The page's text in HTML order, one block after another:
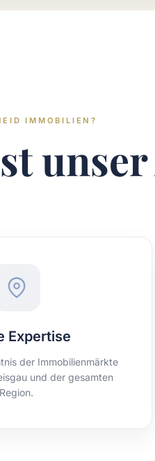
IMMOBILIEN?
unser
Expertise
der Immobilienmärkte
und der gesamten
Region.